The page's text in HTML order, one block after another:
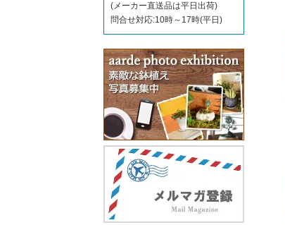
(メーカー直送品は平日出荷)
問合せ対応:10時～17時(平日)